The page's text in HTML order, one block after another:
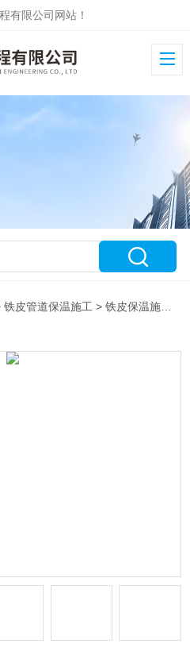
有限公司网站！
铁皮管道保温施工 >铁皮保温施工队